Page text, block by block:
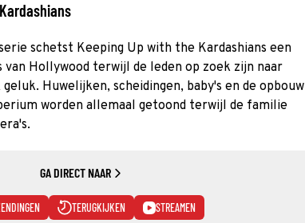
schetst Keeping Up with the Kardashians een
Hollywood terwijl de leden op zoek zijn naar
Huwelijken, scheidingen, baby's en de opbouw
worden allemaal getoond terwijl de familie
GA DIRECT NAAR
TERUGKIJKEN STREAMEN